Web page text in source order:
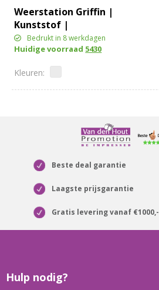
Weerstation Griffin |
Kunststof |
Multifunctioneel
Bedrukt in 8 werkdagen
Huidige voorraad 5430
Beste deal garantie
Laagste prijsgarantie
Gratis levering vanaf €1000,-
Hulp nodig?